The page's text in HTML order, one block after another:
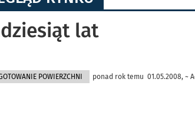
lat
POWIERZCHNI ponad rok temu 01.05.2008, ~